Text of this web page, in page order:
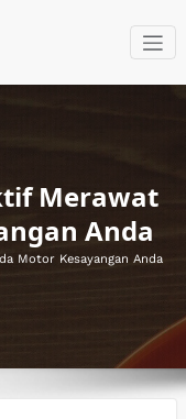
Merawat
Anda
Motor Kesayangan Anda